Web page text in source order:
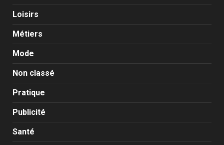
Loisirs
Métiers
Mode
Non classé
Pratique
Publicité
Santé